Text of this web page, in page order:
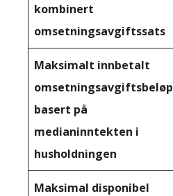
kombinert
omsetningsavgiftssats
Maksimalt innbetalt
omsetningsavgiftsbeløp
basert på
medianinntekten i
husholdningen
Maksimal disponibel